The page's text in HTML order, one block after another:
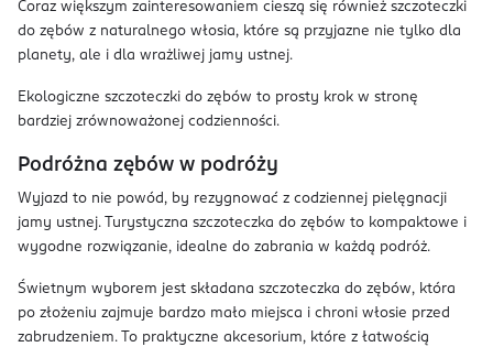
Coraz większym zainteresowaniem cieszą się również szczoteczki
do zębów z naturalnego włosia, które są przyjazne nie tylko dla
planety, ale i dla wrażliwej jamy ustnej.
Ekologiczne szczoteczki do zębów to prosty krok w stronę
bardziej zrównoważonej codzienności.
Podróżna zębów w podróży
Wyjazd to nie powód, by rezygnować z codziennej pielęgnacji
jamy ustnej. Turystyczna szczoteczka do zębów to kompaktowe i
wygodne rozwiązanie, idealne do zabrania w każdą podróż.
Świetnym wyborem jest składana szczoteczka do zębów, która
po złożeniu zajmuje bardzo mało miejsca i chroni włosie przed
zabrudzeniem. To praktyczne akcesorium, które z łatwością